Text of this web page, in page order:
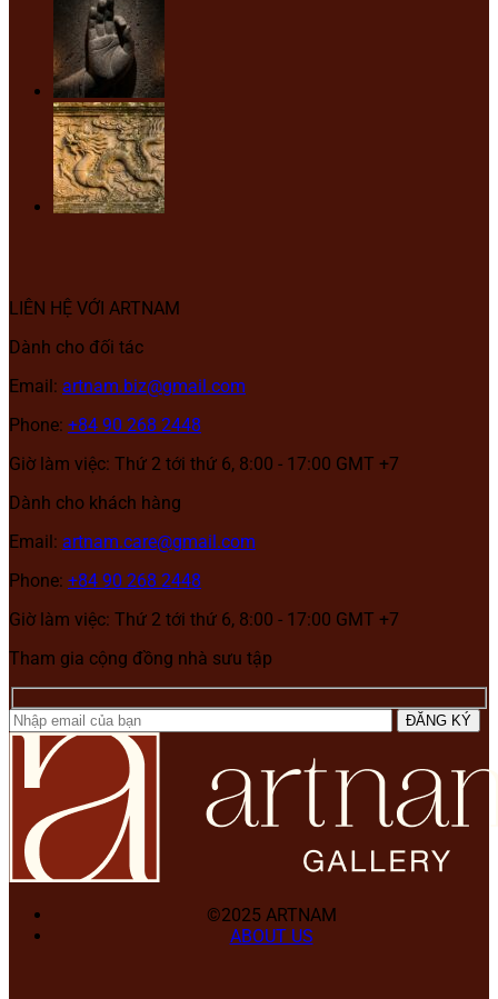
LIÊN HỆ VỚI ARTNAM
Dành cho đối tác
Email: artnam.biz@gmail.com
Phone: +84 90 268 2448
Giờ làm việc: Thứ 2 tới thứ 6, 8:00 - 17:00 GMT +7
Dành cho khách hàng
Email: artnam.care@gmail.com
Phone: +84 90 268 2448
Giờ làm việc: Thứ 2 tới thứ 6, 8:00 - 17:00 GMT +7
Tham gia cộng đồng nhà sưu tập
©2025 ARTNAM
ABOUT US